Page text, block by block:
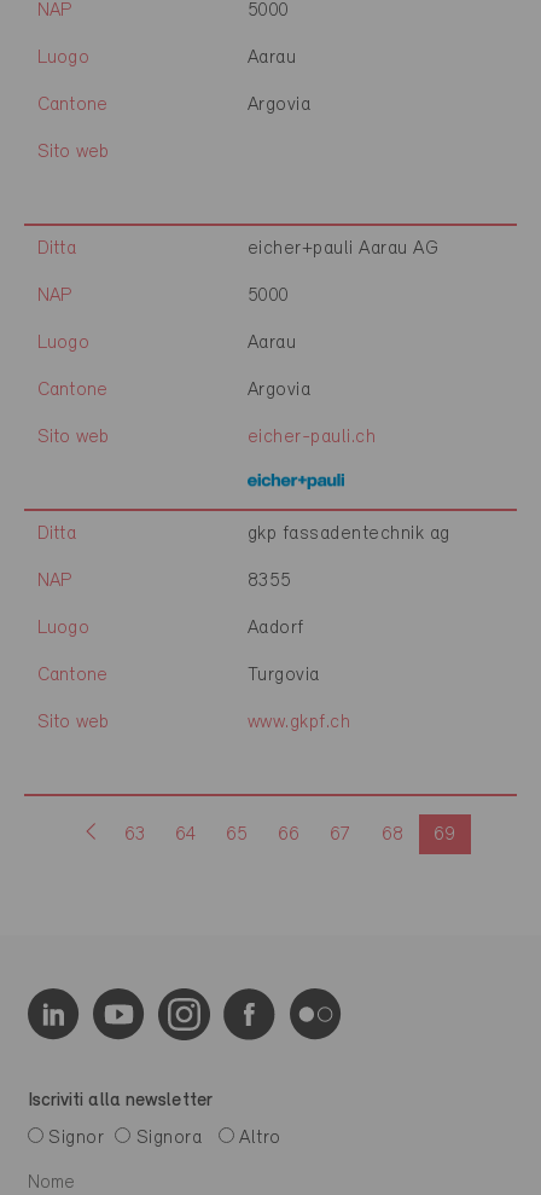
NAP 5000
Luogo Aarau
Cantone Argovia
Sito web
Ditta eicher+pauli Aarau AG
NAP 5000
Luogo Aarau
Cantone Argovia
Sito web eicher-pauli.ch
Ditta gkp fassadentechnik ag
NAP 8355
Luogo Aadorf
Cantone Turgovia
Sito web www.gkpf.ch
63 64 65 66 67 68 69
Iscriviti alla newsletter
Signor
Signora Altro